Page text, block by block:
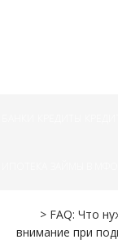
> FAQ: Что
внимание при